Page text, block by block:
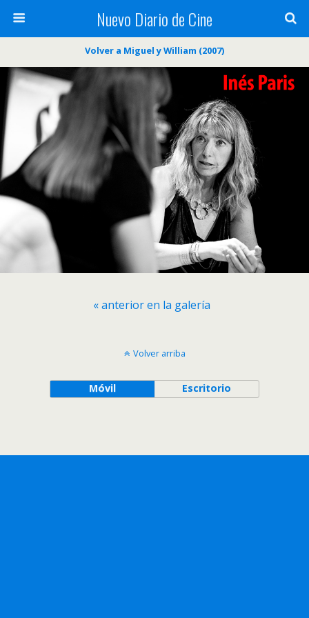
Nuevo Diario de Cine
Volver a Miguel y William (2007)
« anterior en la galería
Volver arriba
Móvil Escritorio